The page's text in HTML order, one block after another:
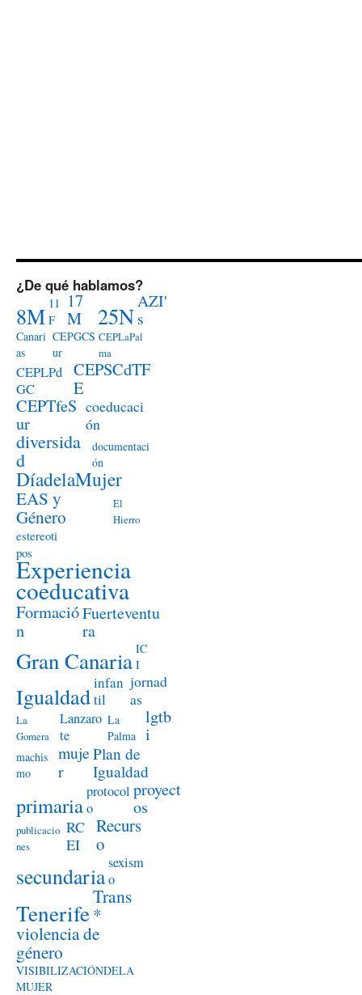
¿De qué hablamos?
8M 11
F
17
M
25N
AZI'
s
Canari
as
CEPGCS
ur
CEPLaPal
ma
CEPLPd
GC
CEPSCdTF
E
CEPTfeS
ur
coeducaci
ón
diversida
d
documentaci
ón
DíadelaMujer
EAS y
Género
El
Hierro
estereoti
pos
Experiencia
coeducativa
Formació
n
Fuerteventu
ra
Gran Canaria IC
I
Igualdad
infan
til
jornad
as
La
Gomera
Lanzaro
te
La
Palma
lgtb
i
machis
mo
muje
r
Plan de
Igualdad
primaria
protocol
o
proyect
os
publicacio
nes
RC
EI
Recurs
o
secundariasexism
o
Tenerife
Trans
*
violencia de
género
VISIBILIZACIÓNDELA
MUJER